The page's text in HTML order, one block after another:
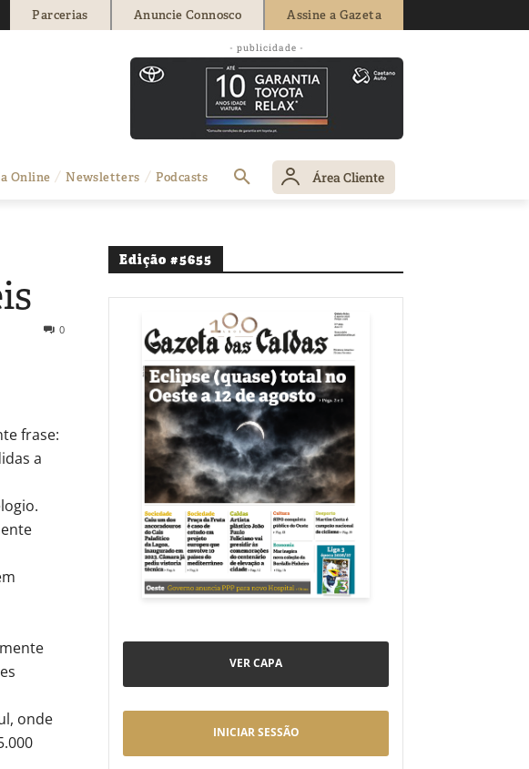
Parcerias Anuncie Connosco Assine a Gazeta
- publicidade -
Online Newsletters Podcasts Área Cliente
0
frase:
a
onde
Edição #5655
VER CAPA
INICIAR SESSÃO